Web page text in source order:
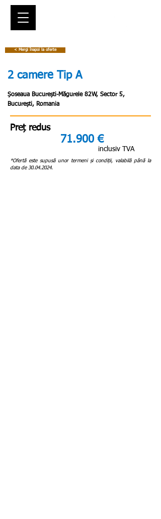
< Mergi înapoi la oferte
2 camere Tip A
Șoseaua București-Măgurele 82W, Sector 5,
București, Romania
Preț redus
71.900 €
inclusiv TVA
*Ofertă este supusă unor termeni și condiții, valabilă până la
data de 30.04.2024.